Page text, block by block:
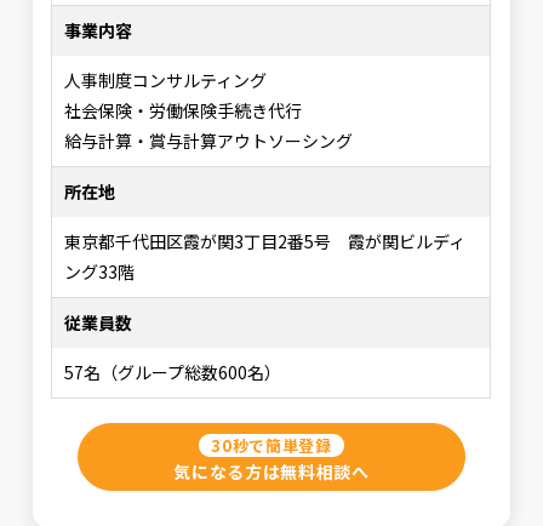
事業内容
人事制度コンサルティング
社会保険・労働保険手続き代行
給与計算・賞与計算アウトソーシング
所在地
東京都千代田区霞が関3丁目2番5号 霞が関ビルディ
ング33階
従業員数
57名（グループ総数600名）
30秒で簡単登録
気になる方は無料相談へ